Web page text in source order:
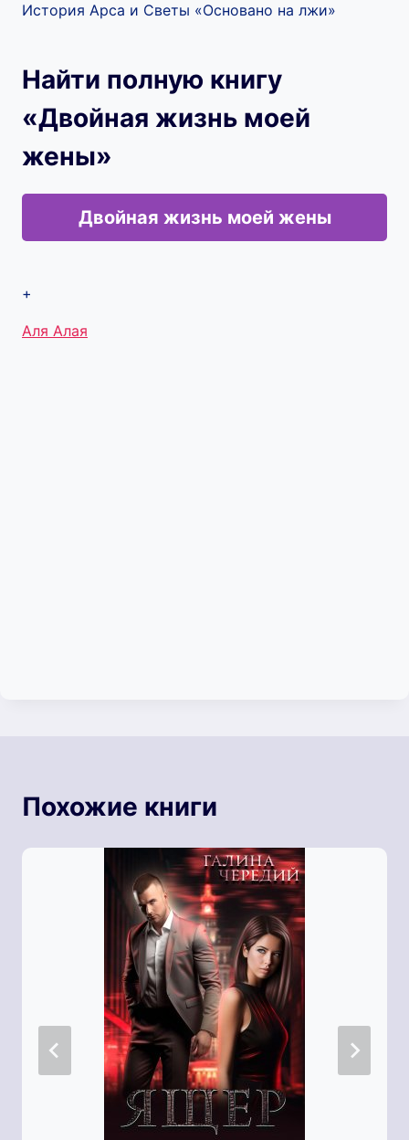
История Арса и Светы «Основано на лжи»
Найти полную книгу
«Двойная жизнь моей
жены»
Двойная жизнь моей жены
+
Метки
Аля Алая
Похожие книги